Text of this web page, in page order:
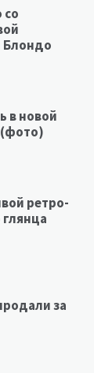
со
Блондо
в новой
(фото)
ретро-
за